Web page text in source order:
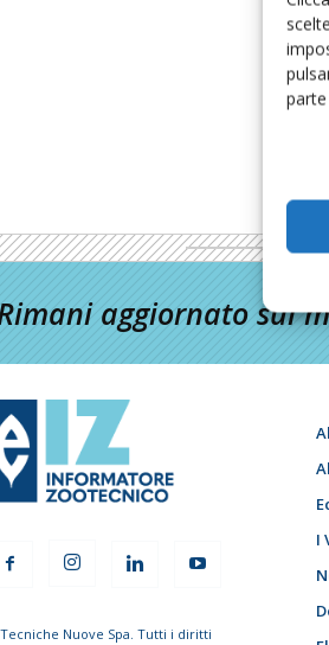
aggiornato sul
Nuove Spa. Tutti i diritti
I